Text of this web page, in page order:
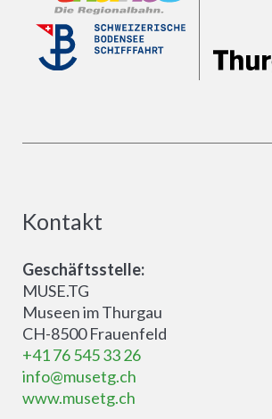
Kontakt
Geschäftsstelle:
MUSE.TG
Museen im Thurgau
CH-8500 Frauenfeld
+41 76 545 33 26
info@musetg.ch
www.musetg.ch